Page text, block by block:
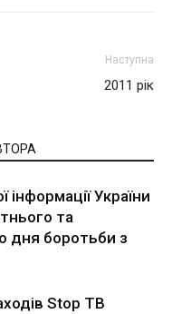
Наступна
2011 рік
інформації України
та
дня боротьби з
Stop TB